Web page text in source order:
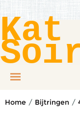
Kat
Home / Bijtringen /